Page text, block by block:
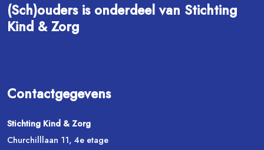
(Sch)ouders is onderdeel van Stichting
Kind & Zorg
Contactgegevens
Stichting Kind & Zorg
Churchilllaan 11, 4e etage